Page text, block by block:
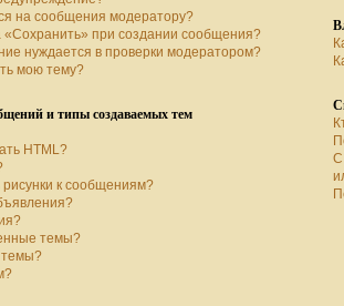
на сообщения модератору?
«Сохранить» при создании сообщения?
нуждается в проверки модератором?
мою тему?
и типы создаваемых тем
HTML?
рисунки к сообщениям?
темы?
темы?
С